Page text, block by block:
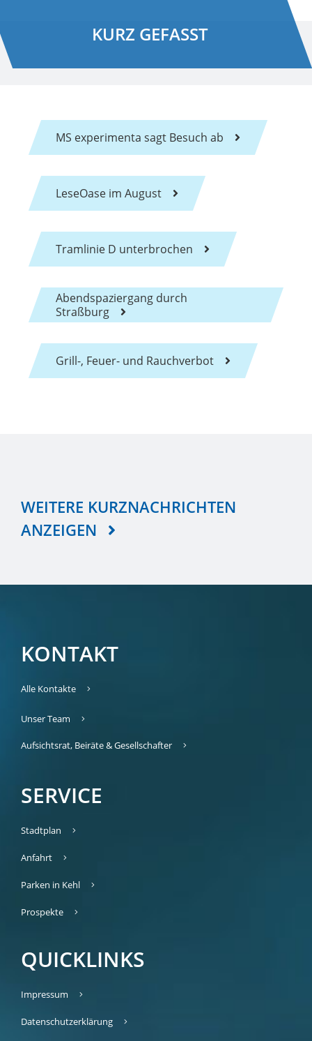
KURZ GEFASST
MS experimenta sagt Besuch ab
LeseOase im August
Tramlinie D unterbrochen
Abendspaziergang durch
Straßburg
Grill-, Feuer- und Rauchverbot
WEITERE KURZNACHRICHTEN
ANZEIGEN
KONTAKT
Alle Kontakte
Unser Team
Aufsichtsrat, Beiräte & Gesellschafter
SERVICE
Stadtplan
Anfahrt
Parken in Kehl
Prospekte
QUICKLINKS
Impressum
Datenschutzerklärung